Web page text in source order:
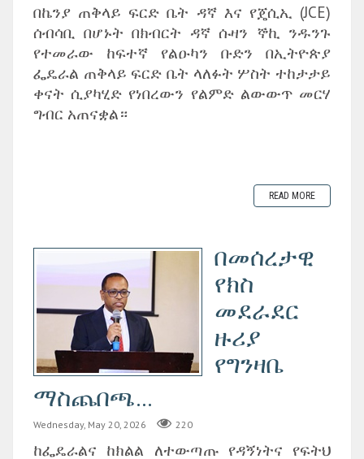
በኬንያ ጠቅላይ ፍርድ ቤት ዳኛ እና የጄሲኢ (JCE)
ሰብሳቢ በሆኑት በክብርት ዳኛ ሱዛን ኞኪ ንዱንጉ
የተመራው ከፍተኛ የልዑካን ቡድን በኢትዮጵያ
ፌዴራል ጠቅላይ ፍርድ ቤት ላለፉት ሦስት ተከታታይ
ቀናት ሲያካሂድ የነበረውን የልምድ ልውውጥ መርሃ
ግብር አጠናቋል።
READ MORE
‎በመሰረታዊ
የክስ
መደራደር
ዙሪያ
የግንዛቤ
ማስጨበጫ...
Wednesday, May 20, 2026 220
ከፌዴራልና ከክልል ለተውጣጡ የዳኝነትና የፍትህ